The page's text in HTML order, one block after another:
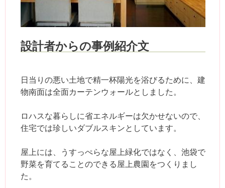
設計者からの事例紹介文
日当りの悪い土地で精一杯陽光を浴びるために、建
物南面は全面カーテンウォールとしました。
ロハスな暮らしに省エネルギーは欠かせないので、
住宅では珍しいダブルスキンとしています。
屋上には、うすっぺらな屋上緑化ではなく、池袋で
野菜を育てることのできる屋上農園をつくりまし
た。